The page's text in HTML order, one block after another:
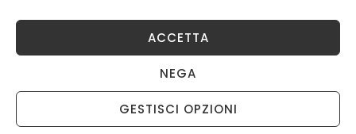
ACCETTA
NEGA
GESTISCI OPZIONI
APERITIVO